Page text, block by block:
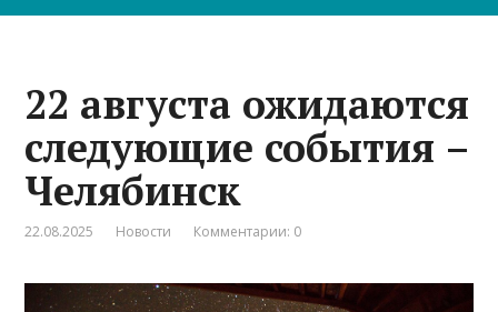
22 августа ожидаются
следующие события –
Челябинск
22.08.2025 Новости Комментарии: 0